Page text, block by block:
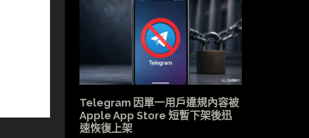
Telegram 因單一用戶違規內容被
Apple App Store 短暫下架後迅
速恢復上架